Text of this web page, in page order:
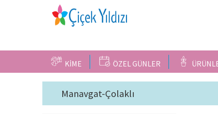
KİME ÖZEL GÜNLER
Manavgat-Çolaklı